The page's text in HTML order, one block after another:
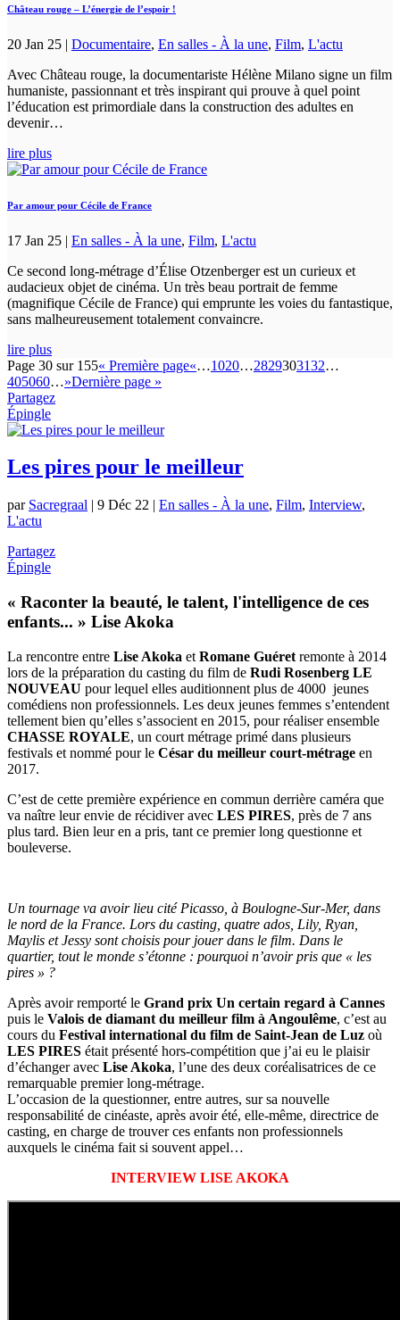
Château rouge – L’énergie de l’espoir !
20 Jan 25 | Documentaire, En salles - À la une, Film, L'actu
Avec Château rouge, la documentariste Hélène Milano signe un film
humaniste, passionnant et très inspirant qui prouve à quel point
l’éducation est primordiale dans la construction des adultes en
devenir…
lire plus
Par amour pour Cécile de France
17 Jan 25 | En salles - À la une, Film, L'actu
Ce second long-métrage d’Élise Otzenberger est un curieux et
audacieux objet de cinéma. Un très beau portrait de femme
(magnifique Cécile de France) qui emprunte les voies du fantastique,
sans malheureusement totalement convaincre.
lire plus
Page 30 sur 155« Première page«…1020…2829303132…
405060…»Dernière page »
Partagez
Épingle
Les pires pour le meilleur
par Sacregraal | 9 Déc 22 | En salles - À la une, Film, Interview,
L'actu
Partagez
Épingle
« Raconter la beauté, le talent, l'intelligence de ces
enfants... » Lise Akoka
La rencontre entre Lise Akoka et Romane Guéret remonte à 2014
lors de la préparation du casting du film de Rudi Rosenberg LE
NOUVEAU pour lequel elles auditionnent plus de 4000 jeunes
comédiens non professionnels. Les deux jeunes femmes s’entendent
tellement bien qu’elles s’associent en 2015, pour réaliser ensemble
CHASSE ROYALE, un court métrage primé dans plusieurs
festivals et nommé pour le César du meilleur court-métrage en
2017.
C’est de cette première expérience en commun derrière caméra que
va naître leur envie de récidiver avec LES PIRES, près de 7 ans
plus tard. Bien leur en a pris, tant ce premier long questionne et
bouleverse.
Un tournage va avoir lieu cité Picasso, à Boulogne-Sur-Mer, dans
le nord de la France. Lors du casting, quatre ados, Lily, Ryan,
Maylis et Jessy sont choisis pour jouer dans le film. Dans le
quartier, tout le monde s’étonne : pourquoi n’avoir pris que « les
pires » ?
Après avoir remporté le Grand prix Un certain regard à Cannes
puis le Valois de diamant du meilleur film à Angoulême, c’est au
cours du Festival international du film de Saint-Jean de Luz où
LES PIRES était présenté hors-compétition que j’ai eu le plaisir
d’échanger avec Lise Akoka, l’une des deux coréalisatrices de ce
remarquable premier long-métrage.
L’occasion de la questionner, entre autres, sur sa nouvelle
responsabilité de cinéaste, après avoir été, elle-même, directrice de
casting, en charge de trouver ces enfants non professionnels
auxquels le cinéma fait si souvent appel…
INTERVIEW LISE AKOKA